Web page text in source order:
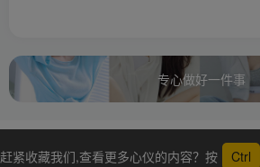
专心做好一件事
赶紧收藏我们,查看更多心仪的内容？按 Ctrl